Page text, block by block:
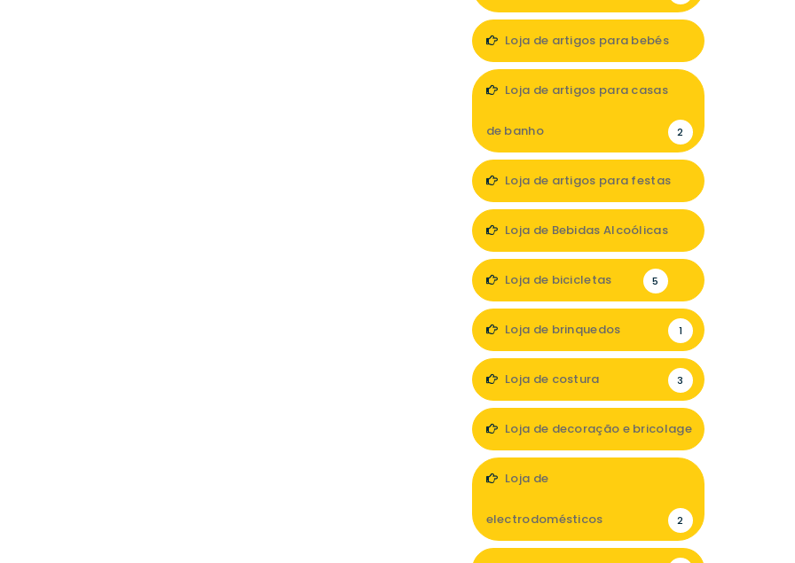
Loja de artigos para bebés
Loja de artigos para casas
de banho 2
Loja de artigos para festas
Loja de Bebidas Alcoólicas
Loja de bicicletas 5
Loja de brinquedos 1
Loja de costura 3
Loja de decoração e bricolage
Loja de
electrodomésticos 2